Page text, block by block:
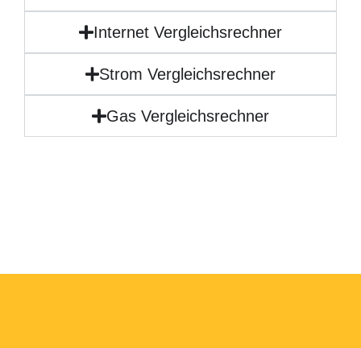
Internet Vergleichsrechner
Strom Vergleichsrechner
Gas Vergleichsrechner